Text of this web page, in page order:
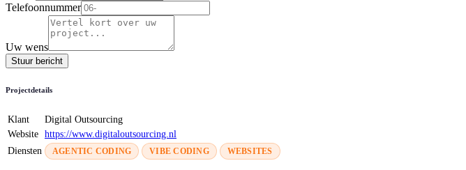
Telefoonnummer
Uw wens
Stuur bericht
Projectdetails
Klant
Digital Outsourcing
Website https://www.digitaloutsourcing.nl
Diensten
AGENTIC CODING VIBE CODING WEBSITES